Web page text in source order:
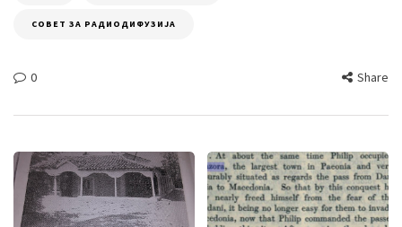
СОВЕТ ЗА РАДИОДИФУЗИЈА
0 Share